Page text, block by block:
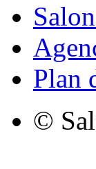
Plan
©